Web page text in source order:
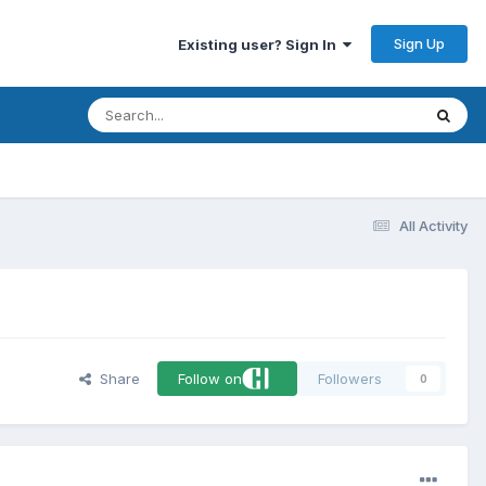
Existing user? Sign In Sign Up
All Activity
Share Follow on Followers 0